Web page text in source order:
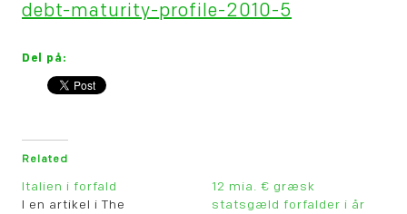
debt-maturity-profile-2010-5
Del på:
Related
Italien i forfald
I en artikel i The
12 mia. € græsk
statsgæld forfalder i år